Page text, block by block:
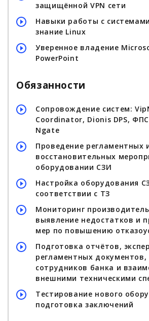
защищённой VPN сети
Навыки работы с
знание Linux
Уверенное владение
PowerPoint
Обязанности
Сопровождение систем:
Coordinator, Dionis DPS,
Ngate
Проведение регламентных
восстановительных
оборудовании СЗИ
Настройка оборудования
соответствии с ТЗ
Мониторинг
выявление недостатков и
мер по повышению
Подготовка отчётов,
регламентных документов,
сотрудников банка и
внешними техническими
Тестирование нового
подготовка заключений